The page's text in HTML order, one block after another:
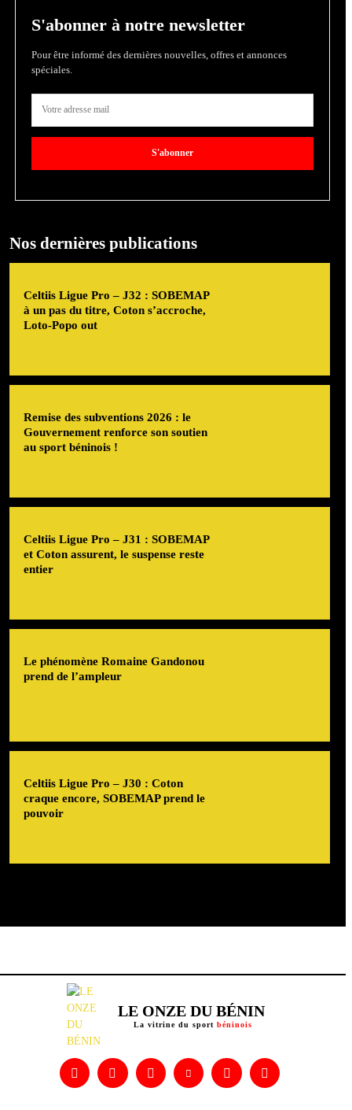
S'abonner à notre newsletter
Pour être informé des dernières nouvelles, offres et annonces
spéciales.
S'abonner
Nos dernières publications
Celtiis Ligue Pro – J32 : SOBEMAP
à un pas du titre, Coton s’accroche,
Loto-Popo out
Remise des subventions 2026 : le
Gouvernement renforce son soutien
au sport béninois !
Celtiis Ligue Pro – J31 : SOBEMAP
et Coton assurent, le suspense reste
entier
Le phénomène Romaine Gandonou
prend de l’ampleur
Celtiis Ligue Pro – J30 : Coton
craque encore, SOBEMAP prend le
pouvoir
LE ONZE DU BÉNIN
La vitrine du sport béninois